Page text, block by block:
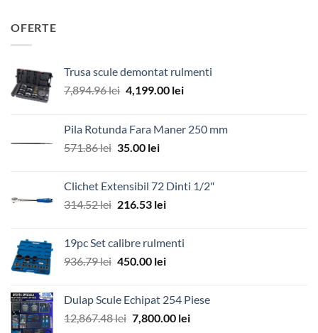
OFERTE
Trusa scule demontat rulmenti
7,894.96lei Prețul
fost:
7,894.96 lei.
4,199.00 leiPrețul
4,199.00 lei.
Pila Rotunda Fara Maner 250 mm
571.86lei Prețul
fost:
571.86 lei.
35.00 leiPrețul
35.00 lei.
Clichet Extensibil 72 Dinti 1/2"
314.52lei Prețul
fost:
314.52 lei.
216.53 leiPrețul
216.53 lei.
19pc Set calibre rulmenti
936.79lei Prețul
fost:
936.79 lei.
450.00 leiPrețul
450.00 lei.
Dulap Scule Echipat 254 Piese
12,867.48lei Prețul
7,800.00 leiPrețul